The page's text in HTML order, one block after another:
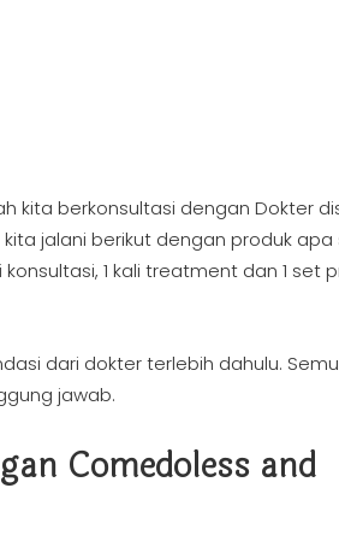
kita berkonsultasi dengan Dokter
jalani berikut dengan produk apa
1 kali treatment dan 1 set
dari dokter terlebih dahulu.
jawab.
Comedoless and